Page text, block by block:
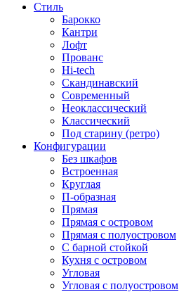
Стиль
Барокко
Кантри
Лофт
Прованс
Hi-tech
Скандинавский
Современный
Неоклассический
Классический
Под старину (ретро)
Конфигурации
Без шкафов
Встроенная
Круглая
П-образная
Прямая
Прямая с островом
Прямая с полуостровом
С барной стойкой
Кухня с островом
Угловая
Угловая с полуостровом